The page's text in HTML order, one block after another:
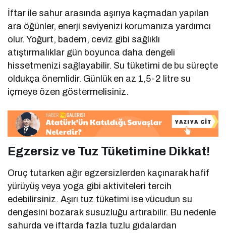
İftar ile sahur arasında aşırıya kaçmadan yapılan
ara öğünler, enerji seviyenizi korumanıza yardımcı
olur. Yoğurt, badem, ceviz gibi sağlıklı
atıştırmalıklar gün boyunca daha dengeli
hissetmenizi sağlayabilir. Su tüketimi de bu süreçte
oldukça önemlidir. Günlük en az 1,5-2 litre su
içmeye özen göstermelisiniz.
Egzersiz ve Tuz Tüketimine Dikkat!
Oruç tutarken ağır egzersizlerden kaçınarak hafif
yürüyüş veya yoga gibi aktiviteleri tercih
edebilirsiniz. Aşırı tuz tüketimi ise vücudun su
dengesini bozarak susuzluğu artırabilir. Bu nedenle
sahurda ve iftarda fazla tuzlu gıdalardan